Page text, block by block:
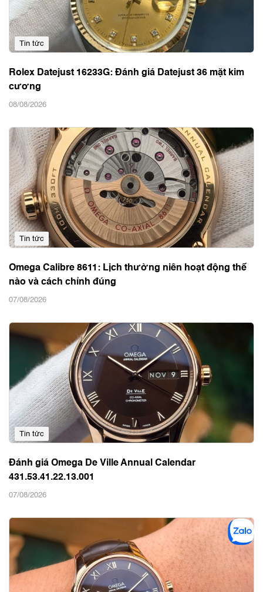
Tin tức
Rolex Datejust 16233G: Đánh giá Datejust 36 mặt kim
cương
08/08/2026
Tin tức
Omega Calibre 8611: Lịch thường niên hoạt động thế
nào và cách chỉnh đúng
07/08/2026
Tin tức
Đánh giá Omega De Ville Annual Calendar
431.53.41.22.13.001
07/08/2026